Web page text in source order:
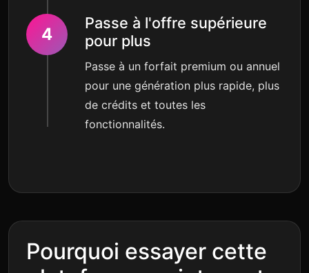
4
Passe à l'offre supérieure
pour plus
Passe à un forfait premium ou annuel
pour une génération plus rapide, plus
de crédits et toutes les
fonctionnalités.
Pourquoi essayer cette